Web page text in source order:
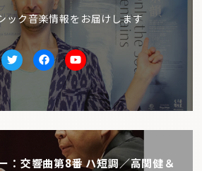
ック音楽情報をお届けします
TwitterfacebookYoutube
：交響曲第8番 ハ短調／高関健＆